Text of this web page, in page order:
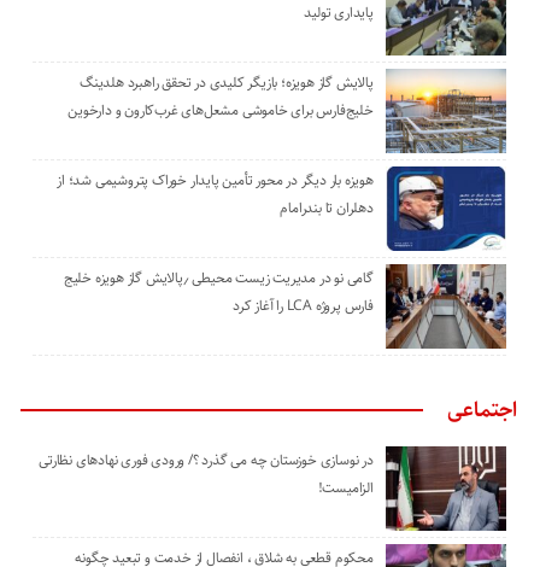
پایداری تولید
پالایش گاز هویزه؛ بازیگر کلیدی در تحقق راهبرد هلدینگ
خلیج‌فارس برای خاموشی مشعل‌های غرب‌کارون و دارخوین
هویزه بار دیگر در محور تأمین پایدار خوراک پتروشیمی شد؛ از
دهلران تا بندرامام
گامی نو در مدیریت زیست ‌محیطی ٫پالایش گاز هویزه خلیج
‌فارس پروژه LCA را آغاز کرد
اجتماعی
در نوسازی خوزستان چه می گذرد ؟/ ورودی فوری نهادهای نظارتی
الزامیست!
محکوم قطعی به شلاق ، انفصال از خدمت و تبعید چگونه